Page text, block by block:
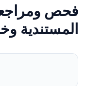
فحص
المستندية